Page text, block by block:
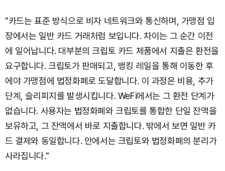
"카드는 표준 방식으로 비자 네트워크와 통신하며, 가맹점 입
장에서는 일반 카드 거래처럼 보입니다. 차이는 그 순간 이전
에 일어납니다. 대부분의 크립토 카드 제품에서 지출은 환전을
요구합니다. 크립토가 판매되고, 뱅킹 레일을 통해 이동한 후
에야 가맹점에 법정화폐로 도달합니다. 이 과정은 비용, 추가
단계, 슬리피지를 발생시킵니다. WeFi에서는 그 환전 단계가
없습니다. 사용자는 법정화폐와 크립토를 통합한 단일 잔액을
보유하고, 그 잔액에서 바로 지출합니다. 밖에서 보면 일반 카
드 결제와 동일합니다. 안에서는 크립토와 법정화폐의 분리가
사라집니다."